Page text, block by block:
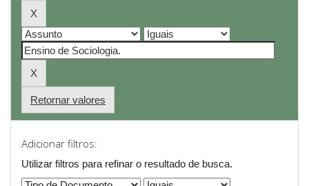
Retornar valores
Adicionar filtros:
Utilizar filtros para refinar o resultado de busca.